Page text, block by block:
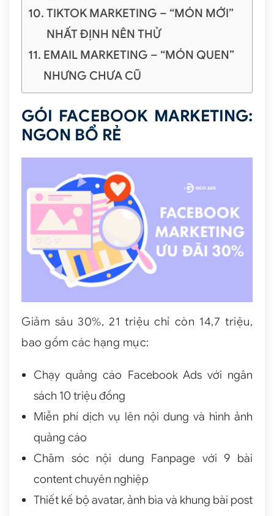
TIKTOK MARKETING – “MÓN MỚI”
NHẤT ĐỊNH NÊN THỬ
EMAIL MARKETING – “MÓN QUEN”
NHƯNG CHƯA CŨ
GÓI FACEBOOK MARKETING:
NGON BỔ RẺ
Giảm sâu 30%, 21 triệu chỉ còn 14,7 triệu,
bao gồm các hạng mục:
Chạy quảng cáo Facebook Ads với ngân
sách 10 triệu đồng
Miễn phí dịch vụ lên nội dung và hình ảnh
quảng cáo
Chăm sóc nội dung Fanpage với 9 bài
content chuyên nghiệp
Thiết kế bộ avatar, ảnh bìa và khung bài post